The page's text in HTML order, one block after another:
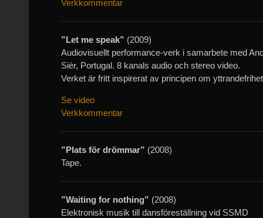
Verkkommentar
”Let me speak” (2009)
Audiovisuellt performance-verk i samarbete med
Sièr, Portugal. 8 kanals audio och stereo video.
Verket är fritt inspirerat av principen om
Se video
Verkkommentar
”Plats för drömmar” (2008)
Tape.
”Waiting for nothing” (2008)
Elektronisk musik till dansföreställning vid SSMD